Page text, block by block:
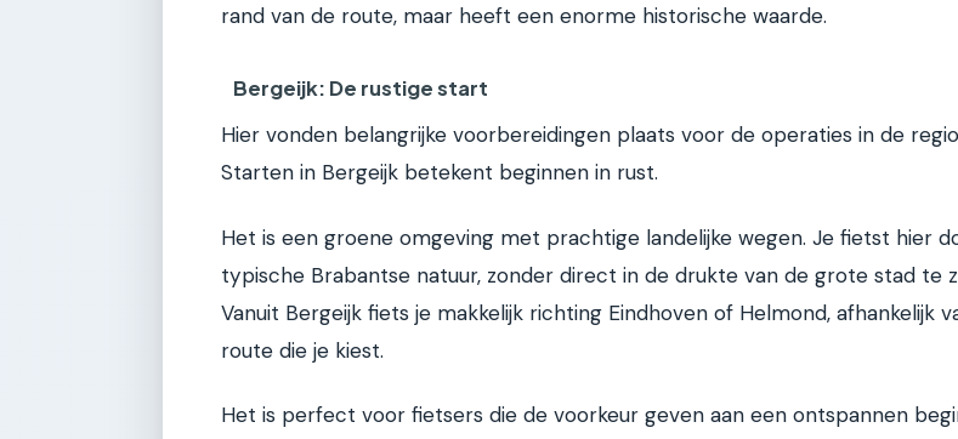
rand van de route, maar heeft een enorme historische waarde.
Bergeijk: De rustige start
Hier vonden belangrijke voorbereidingen plaats voor de operaties in de
Starten in Bergeijk betekent beginnen in rust.
Het is een groene omgeving met prachtige landelijke wegen. Je fietst hier
typische Brabantse natuur, zonder direct in de drukte van de grote stad te
Vanuit Bergeijk fiets je makkelijk richting Eindhoven of Helmond, afhankelijk
route die je kiest.
Het is perfect voor fietsers die de voorkeur geven aan een ontspannen